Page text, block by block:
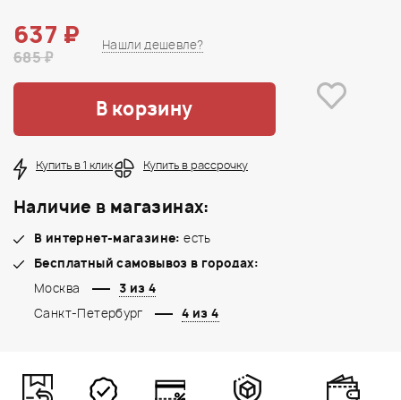
637 ₽
685 ₽
Нашли дешевле?
В корзину
Купить в 1 клик Купить в рассрочку
Наличие в магазинах:
В интернет-магазине: есть
Бесплатный самовывоз в городах:
Москва
3 из 4
Санкт-Петербург
4 из 4